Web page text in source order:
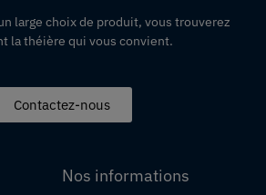
large choix de produit, vous trouverez
la théière qui vous convient.
Contactez-nous
Nos informations